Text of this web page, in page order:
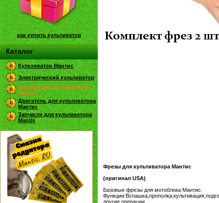
как купить культиватор
Каталог
Культиватор Мантис
Электрический культиватор
Насадки для культиватора
Мантис
Двигатель для культиватора
Мантис
Запчасти для культиватора
Mantis
Фрезы для культиватора Мантис
(оригинал USA)
Базовые фрезы для мотоблока Мантис.
другие операции.